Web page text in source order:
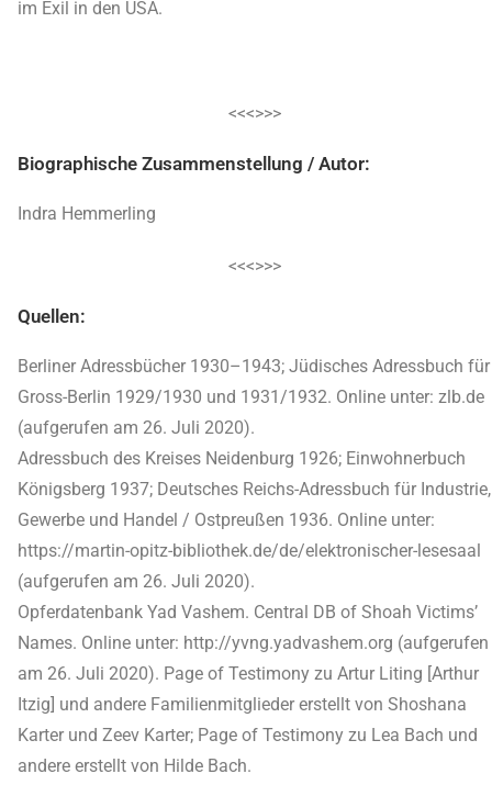
im Exil in den USA.
<<<>>>
Biographische Zusammenstellung / Autor:
Indra Hemmerling
<<<>>>
Quellen:
Berliner Adressbücher 1930–1943; Jüdisches Adressbuch für
Gross-Berlin 1929/1930 und 1931/1932. Online unter: zlb.de
(aufgerufen am 26. Juli 2020).
Adressbuch des Kreises Neidenburg 1926; Einwohnerbuch
Königsberg 1937; Deutsches Reichs-Adressbuch für Industrie,
Gewerbe und Handel / Ostpreußen 1936. Online unter:
https://martin-opitz-bibliothek.de/de/elektronischer-lesesaal
(aufgerufen am 26. Juli 2020).
Opferdatenbank Yad Vashem. Central DB of Shoah Victims’
Names. Online unter: http://yvng.yadvashem.org (aufgerufen
am 26. Juli 2020). Page of Testimony zu Artur Liting [Arthur
Itzig] und andere Familienmitglieder erstellt von Shoshana
Karter und Zeev Karter; Page of Testimony zu Lea Bach und
andere erstellt von Hilde Bach.